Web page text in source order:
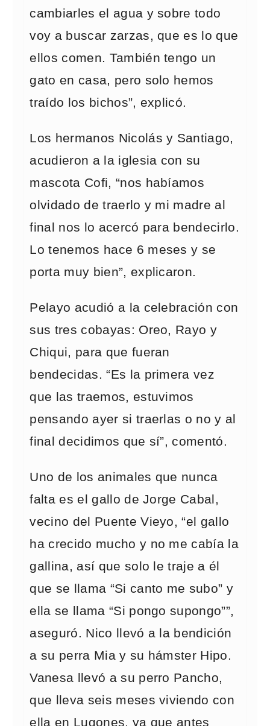
cambiarles el agua y sobre todo
voy a buscar zarzas, que es lo que
ellos comen. También tengo un
gato en casa, pero solo hemos
traído los bichos”, explicó.
Los hermanos Nicolás y Santiago,
acudieron a la iglesia con su
mascota Cofi, “nos habíamos
olvidado de traerlo y mi madre al
final nos lo acercó para bendecirlo.
Lo tenemos hace 6 meses y se
porta muy bien”, explicaron.
Pelayo acudió a la celebración con
sus tres cobayas: Oreo, Rayo y
Chiqui, para que fueran
bendecidas. “Es la primera vez
que las traemos, estuvimos
pensando ayer si traerlas o no y al
final decidimos que sí”, comentó.
Uno de los animales que nunca
falta es el gallo de Jorge Cabal,
vecino del Puente Vieyo, “el gallo
ha crecido mucho y no me cabía la
gallina, así que solo le traje a él
que se llama “Si canto me subo” y
ella se llama “Si pongo supongo””,
aseguró. Nico llevó a la bendición
a su perra Mia y su hámster Hipo.
Vanesa llevó a su perro Pancho,
que lleva seis meses viviendo con
ella en Lugones, ya que antes